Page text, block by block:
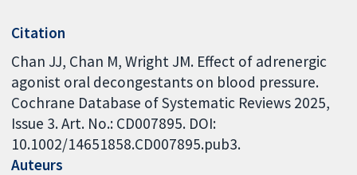
Citation
Chan JJ, Chan M, Wright JM. Effect of adrenergic
agonist oral decongestants on blood pressure.
Cochrane Database of Systematic Reviews 2025,
Issue 3. Art. No.: CD007895. DOI:
10.1002/14651858.CD007895.pub3.
Auteurs